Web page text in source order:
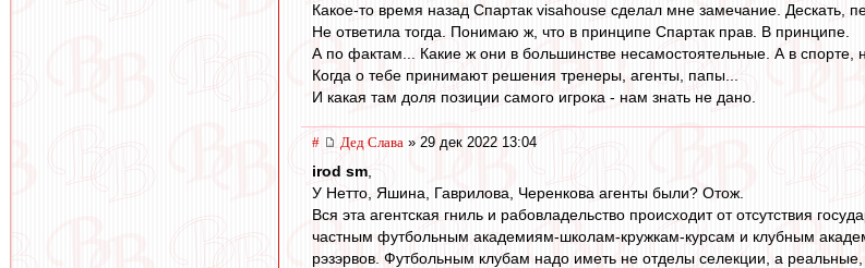
Какое-то время назад Спартак visahouse сделал мне замечание. Дескать,
Не ответила тогда. Понимаю ж, что в принципе Спартак прав. В принципе.
А по фактам... Какие ж они в большинстве несамостоятельные. А в спорте,
Когда о тебе принимают решения тренеры, агенты, папы...
И какая там доля позиции самого игрока - нам знать не дано.
# Дед Слава » 29 дек 2022 13:04
irod sm
У Нетто, Яшина, Гаврилова, Черенкова агенты были? Отож.
Вся эта агентская гниль и рабовладельство происходит от отсутствия
частным футбольным академиям-школам-кружкам-курсам и клубным
рэзэрвов. Футбольным клубам надо иметь не отделы селекции, а